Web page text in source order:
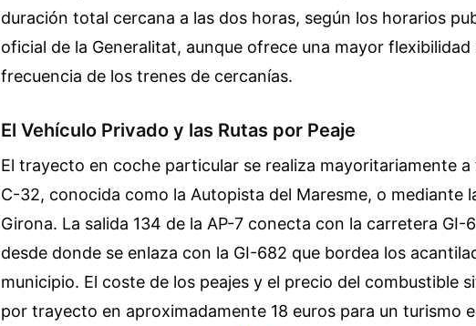
duración total cercana a las dos horas, según los horarios
oficial de la Generalitat, aunque ofrece una mayor
frecuencia de los trenes de cercanías.
El Vehículo Privado y las Rutas por Peaje
El trayecto en coche particular se realiza mayoritariamente
C-32, conocida como la Autopista del Maresme, o mediante
Girona. La salida 134 de la AP-7 conecta con la carretera GI-
desde donde se enlaza con la GI-682 que bordea los
municipio. El coste de los peajes y el precio del combustible
por trayecto en aproximadamente 18 euros para un turismo